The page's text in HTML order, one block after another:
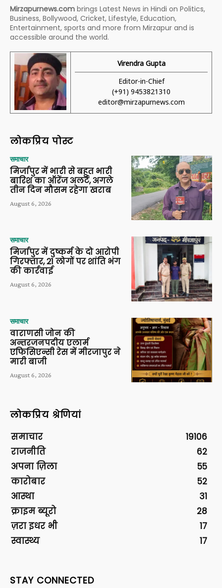
Mirzapurnews.com brings Latest News in Hindi on Politics,
Business, Bollywood, Cricket, Lifestyle, Education,
Entertainment, sports and more from Mirzapur and is
accessible around the world.
Virendra Gupta
Editor-in-Chief
(+91) 9453821310
editor@mirzapurnews.com
लोकप्रिय पोस्ट
समाचार
मिर्जापुर में भारी से बहुत भारी
बारिश का ऑरेंज अलर्ट, अगले
तीन दिन मौसम रहेगा खराब
August 6, 2026
समाचार
मिर्जापुर में दुष्कर्म के दो आरोपी
गिरफ्तार, 21 लोगों पर शांति भंग
की कार्रवाई
August 6, 2026
समाचार
वाराणसी जोन की
अन्तरजनपदीय एलार्म
एफिसिएन्सी रेस में मीरजापुर ने
मारी बाजी
August 6, 2026
लोकप्रिय श्रेणियां
समाचार
19106
राजनीति
62
अपना ज़िला
55
कारोबार
52
आस्था
31
क्राइम ब्यूरो
28
ज़रा इधर भी
17
स्वास्थ्य
17
STAY CONNECTED